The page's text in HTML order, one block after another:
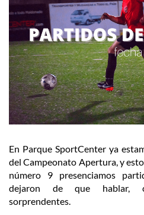
En Parque SportCenter ya
del Campeonato Apertura, y
número 9 presenciamos
dejaron de que hablar,
sorprendentes.